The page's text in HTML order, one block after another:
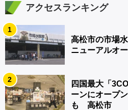
アクセスランキング
1
高松市の市場
ニューアルオ
2
四国最大「
ーンにオープ
も 高松市